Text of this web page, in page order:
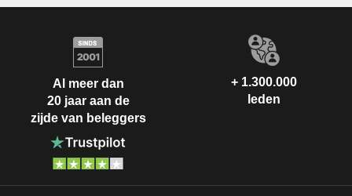
Al meer dan
20 jaar aan de
zijde van beleggers
+ 1.300.000
leden